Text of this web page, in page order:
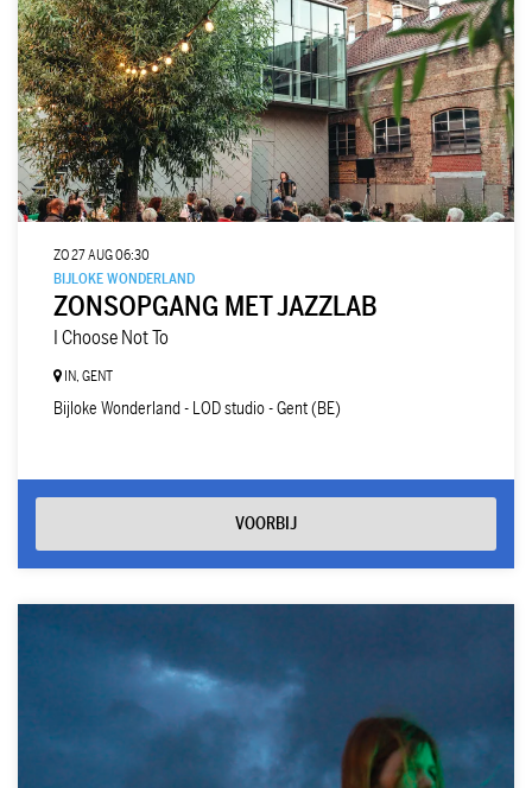
ZONSOPGANG MET JAZZLAB
I Choose Not To
BIJLOKE WONDERLAND
ZO 27 AUG06:30
IN, GENT
Bijloke Wonderland - LOD studio - Gent (BE)
VOORBIJ